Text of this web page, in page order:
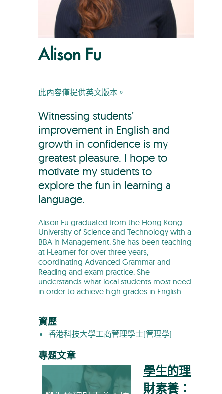
Alison Fu
此內容僅提供英文版本。
Witnessing students’
improvement in English and
growth in confidence is my
greatest pleasure. I hope to
motivate my students to
explore the fun in learning a
language.
Alison Fu graduated from the Hong Kong
University of Science and Technology with a
BBA in Management. She has been teaching
at i-Learner for over three years,
coordinating Advanced Grammar and
Reading and exam practice. She
understands what local students most need
in order to achieve high grades in English.
資歷
香港科技大學工商管理學士(管理學)
專題文章
學生的理
財素養：